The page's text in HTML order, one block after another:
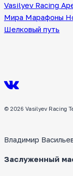
Vasilyev Racing
Мира Марафоны
Шелковый путь
© 2026 Vasilyev Racing
Владимир
Заслуженный